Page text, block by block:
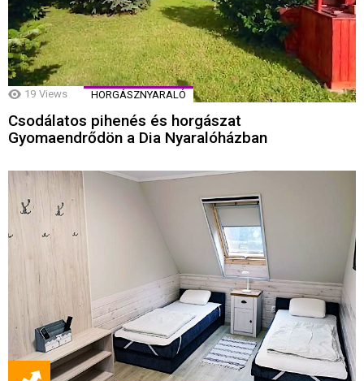
19 Views HORGÁSZNYARALÓ
Csodálatos pihenés és horgászat
Gyomaendrődön a Dia Nyaralóházban